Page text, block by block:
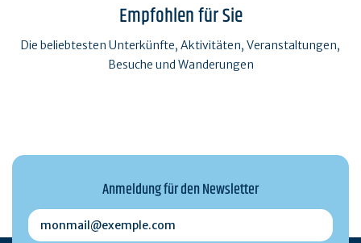
Empfohlen für Sie
Die beliebtesten Unterkünfte, Aktivitäten, Veranstaltungen,
Besuche und Wanderungen
Anmeldung für den Newsletter
monmail@exemple.com